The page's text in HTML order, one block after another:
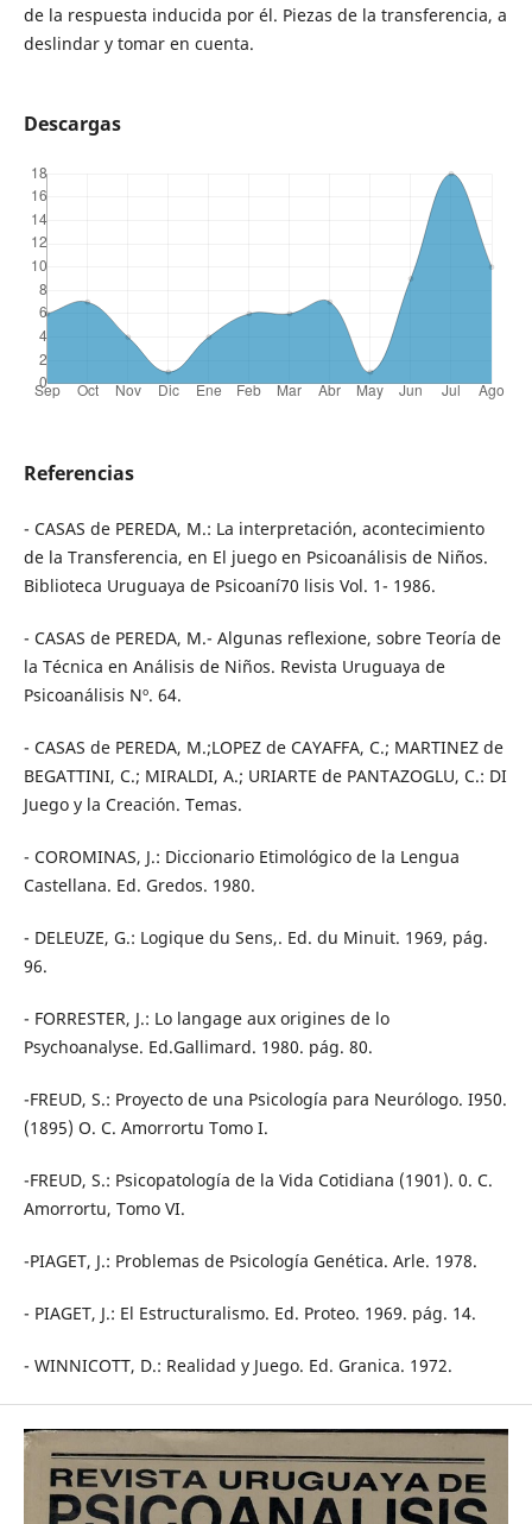
de la respuesta inducida por él. Piezas de la transferencia, a
deslindar y tomar en cuenta.
Descargas
Referencias
- CASAS de PEREDA, M.: La interpretación, acontecimiento
de la Transferencia, en El juego en Psicoanálisis de Niños.
Biblioteca Uruguaya de Psicoaní70 lisis Vol. 1- 1986.
- CASAS de PEREDA, M.- Algunas reflexione, sobre Teoría de
la Técnica en Análisis de Niños. Revista Uruguaya de
Psicoanálisis Nº. 64.
- CASAS de PEREDA, M.;LOPEZ de CAYAFFA, C.; MARTINEZ de
BEGATTINI, C.; MIRALDI, A.; URIARTE de PANTAZOGLU, C.: DI
Juego y la Creación. Temas.
- COROMINAS, J.: Diccionario Etimológico de la Lengua
Castellana. Ed. Gredos. 1980.
- DELEUZE, G.: Logique du Sens,. Ed. du Minuit. 1969, pág.
96.
- FORRESTER, J.: Lo langage aux origines de lo
Psychoanalyse. Ed.Gallimard. 1980. pág. 80.
-FREUD, S.: Proyecto de una Psicología para Neurólogo. I950.
(1895) O. C. Amorrortu Tomo I.
-FREUD, S.: Psicopatología de la Vida Cotidiana (1901). 0. C.
Amorrortu, Tomo VI.
-PIAGET, J.: Problemas de Psicología Genética. Arle. 1978.
- PIAGET, J.: El Estructuralismo. Ed. Proteo. 1969. pág. 14.
- WINNICOTT, D.: Realidad y Juego. Ed. Granica. 1972.